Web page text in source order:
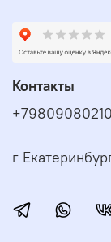
Контакты
+79809080210
г